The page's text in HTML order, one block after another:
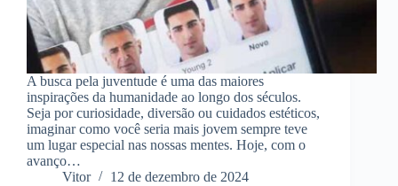
A busca pela juventude é uma das maiores
inspirações da humanidade ao longo dos séculos.
Seja por curiosidade, diversão ou cuidados estéticos,
imaginar como você seria mais jovem sempre teve
um lugar especial nas nossas mentes. Hoje, com o
avanço…
Vitor
12 de dezembro de 2024